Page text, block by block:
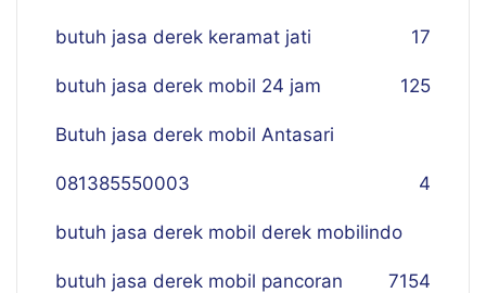
butuh jasa derek keramat jati 17
butuh jasa derek mobil 24 jam 125
Butuh jasa derek mobil Antasari
081385550003 4
butuh jasa derek mobil derek mobilindo
154
butuh jasa derek mobil pancoran 7